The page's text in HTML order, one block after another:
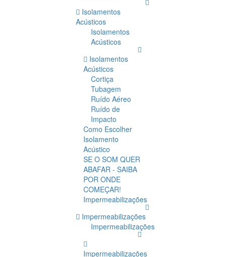
Isolamentos
Acústicos
Isolamentos
Acústicos
Isolamentos
Acústicos
Cortiça
Tubagem
Ruído Aéreo
Ruído de
Impacto
Como Escolher
Isolamento
Acústico
SE O SOM QUER
ABAFAR - SAIBA
POR ONDE
COMEÇAR!
Impermeabilizações
Impermeabilizações
Impermeabilizações
Impermeabilizações